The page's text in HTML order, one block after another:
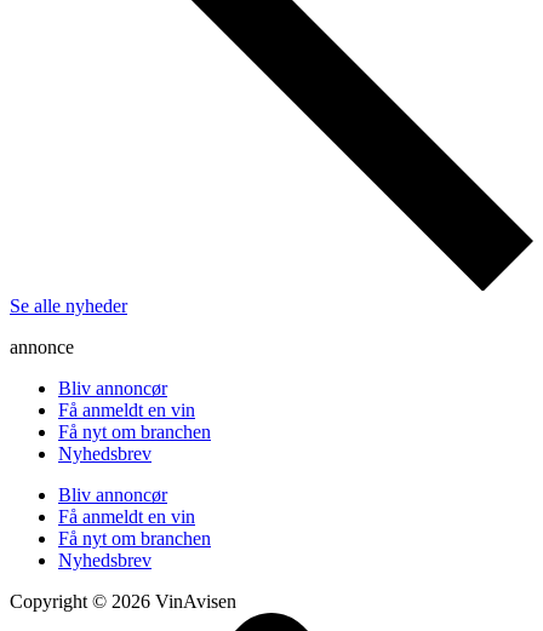
Se alle nyheder
annonce
Bliv annoncør
Få anmeldt en vin
Få nyt om branchen
Nyhedsbrev
Bliv annoncør
Få anmeldt en vin
Få nyt om branchen
Nyhedsbrev
Copyright © 2026 VinAvisen